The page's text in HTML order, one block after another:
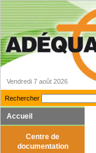
Vendredi 7 août 2026
Rechercher
Accueil
Centre de
documentation